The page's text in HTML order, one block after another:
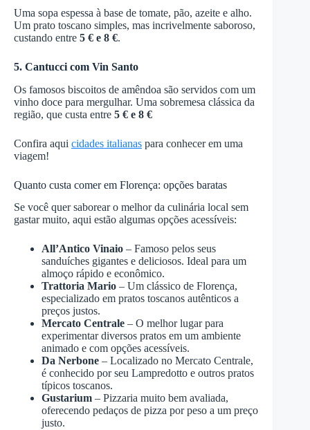
Uma sopa espessa à base de tomate, pão, azeite e alho.
Um prato toscano simples, mas incrivelmente saboroso,
custando entre 5 € e 8 €.
5. Cantucci com Vin Santo
Os famosos biscoitos de amêndoa são servidos com um
vinho doce para mergulhar. Uma sobremesa clássica da
região, que custa entre 5 € e 8 €
Confira aqui cidades italianas para conhecer em uma
viagem!
Quanto custa comer em Florença: opções baratas
Se você quer saborear o melhor da culinária local sem
gastar muito, aqui estão algumas opções acessíveis:
All’Antico Vinaio – Famoso pelos seus
sanduíches gigantes e deliciosos. Ideal para um
almoço rápido e econômico.
Trattoria Mario – Um clássico de Florença,
especializado em pratos toscanos autênticos a
preços justos.
Mercato Centrale – O melhor lugar para
experimentar diversos pratos em um ambiente
animado e com opções acessíveis.
Da Nerbone – Localizado no Mercato Centrale,
é conhecido por seu Lampredotto e outros pratos
típicos toscanos.
Gustarium – Pizzaria muito bem avaliada,
oferecendo pedaços de pizza por peso a um preço
justo.